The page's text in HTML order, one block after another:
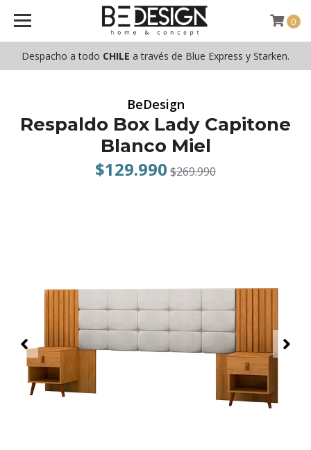
Despacho a todo CHILE a través de Blue Express y Starken.
0
BeDesign
Respaldo Box Lady Capitone
Blanco Miel
$129.990 $269.990